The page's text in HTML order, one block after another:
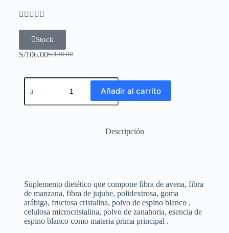
    
Stock
S/138.00
S/106.00
Añadir al carrito
Descripción
Suplemento dietético que compone fibra de avena, fibra
de manzana, fibra de jujube, polidextrosa, goma
arábiga, fructosa cristalina, polvo de espino blanco ,
celulosa microcristalina, polvo de zanahoria, esencia de
espino blanco como materia prima principal .